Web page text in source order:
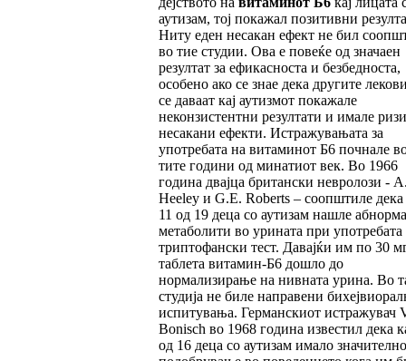
аутизам, тој покажал позитивни
Ниту еден несакан ефект не бил
во тие студии. Ова е повеќе од значаен
резултат за ефикасноста и безбедноста,
особено ако се знае дека другите
се даваат кај аутизмот покажале
неконзистентни резултати и имале
несакани ефекти. Истражувањата за
употребата на витаминот Б6 почнале
тите години од минатиот век. Во 1966
година двајца британски невролози -
Heeley и G.E. Roberts – соопштиле дека
11 од 19 деца со аутизам нашле
метаболити во урината при употребата
триптофански тест. Давајќи им по 30
таблета витамин-Б6 дошло до
нормализирање на нивната урина. Во
студија не биле направени
испитувања. Германскиот истражувач
Bonisch во 1968 година известил дека
од 16 деца со аутизам имало значително